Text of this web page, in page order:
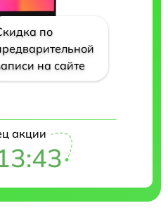
по
на сайте
акции